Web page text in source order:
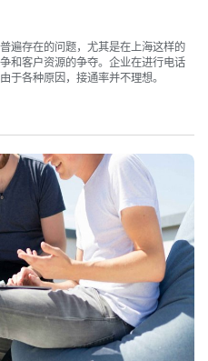
遍存在的问题，尤其是在上海这样的
和客户资源的争夺。企业在进行电话
于各种原因，接通率并不理想。